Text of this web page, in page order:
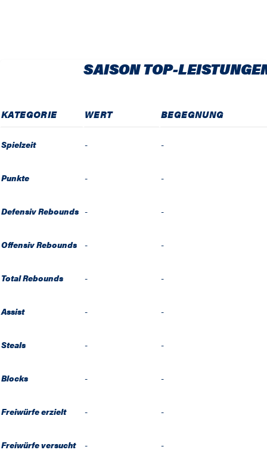
SAISON TOP-
KATEGORIE WERT BEGEGNUNG
Spielzeit - -
Punkte - -
Defensiv Rebounds - -
Offensiv Rebounds - -
Total Rebounds - -
Assist - -
Steals - -
Blocks - -
Freiwürfe erzielt - -
Freiwürfe versucht - -